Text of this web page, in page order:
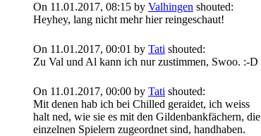
On 11.01.2017, 08:15 by Valhingen shouted:
Heyhey, lang nicht mehr hier reingeschaut!
On 11.01.2017, 00:01 by Tati shouted:
Zu Val und Al kann ich nur zustimmen, Swoo. :-D
On 11.01.2017, 00:00 by Tati shouted:
Mit denen hab ich bei Chilled geraidet, ich weiss
halt ned, wie sie es mit den Gildenbankfächern, die
einzelnen Spielern zugeordnet sind, handhaben.